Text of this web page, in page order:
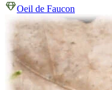
Oeil de Faucon